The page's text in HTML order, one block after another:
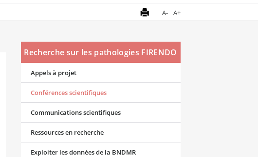
A- A+
Recherche sur les pathologies FIRENDO
Appels à projet
Conférences scientifiques
Communications scientifiques
Ressources en recherche
Exploiter les données de la BNDMR